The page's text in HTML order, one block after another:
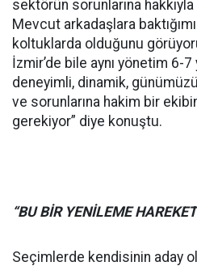
sektörün sorunlarına
Mevcut arkadaşlara
koltuklarda olduğunu
İzmir’de bile aynı yönetim 6-7
deneyimli, dinamik,
ve sorunlarına hakim bir
gerekiyor” diye konuştu.
“BU BİR YENİLEME
Seçimlerde kendisinin aday